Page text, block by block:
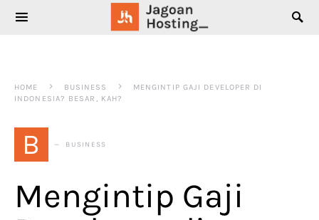
SEARCH FOR:
HOME BUSINESS
MENGINTIP GAJI DEVELOPER DI
INDONESIA? BESAR, KAH?
B BUSINESS
Mengintip Gaji